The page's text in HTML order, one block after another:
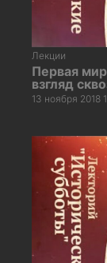
Лекции
Первая
взгляд
13 ноября 2018